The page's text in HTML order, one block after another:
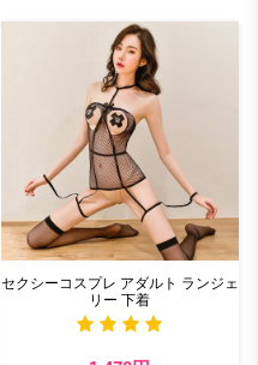
セクシーコスプレ アダルト ランジェ
リー 下着